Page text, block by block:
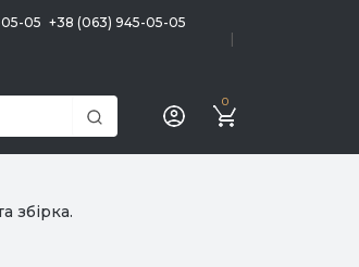
05 +38 (063) 945-05-05
0
збірка.